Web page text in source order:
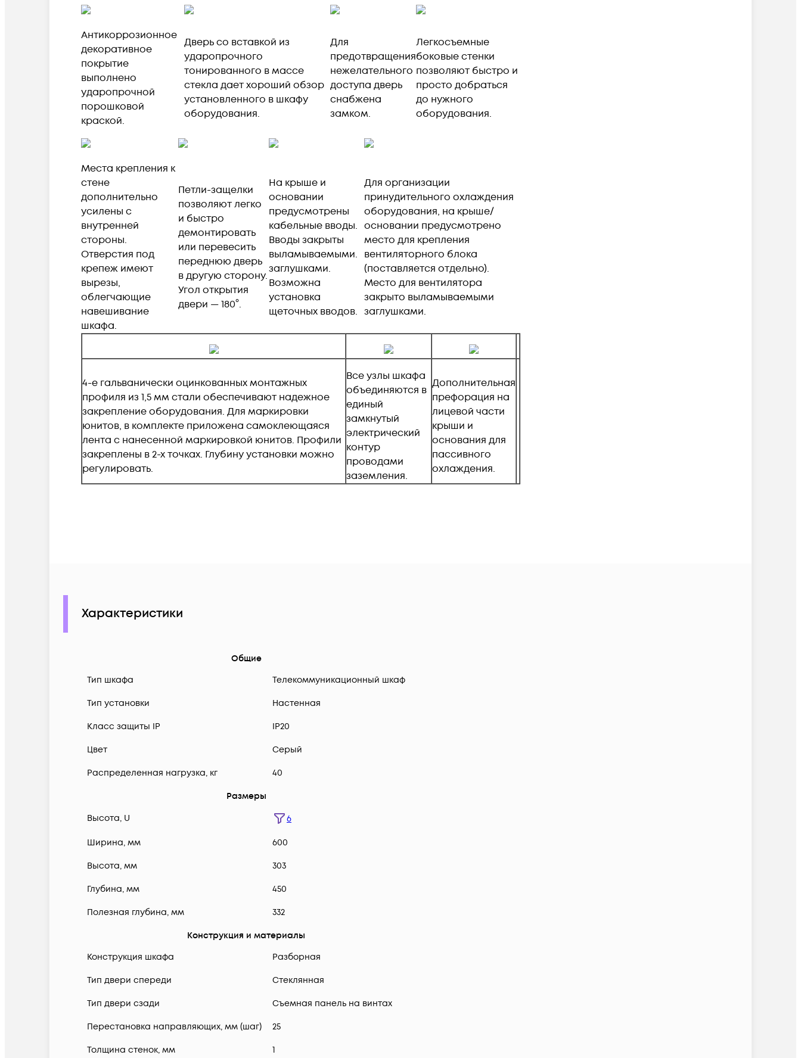
Антикоррозионное
декоративное
покрытие
выполнено
ударопрочной
порошковой
краской.
Дверь со вставкой из
ударопрочного
тонированного в массе
стекла дает хороший обзор
установленного в шкафу
оборудования.
Для
предотвращения
нежелательного
доступа дверь
снабжена
замком.
Легкосъемные
боковые стенки
позволяют быстро и
просто добраться
до нужного
оборудования.
Места крепления к
стене
дополнительно
усилены с
внутренней
стороны.
Отверстия под
крепеж имеют
вырезы,
облегчающие
навешивание
шкафа.
Петли-защелки
позволяют легко
и быстро
демонтировать
или перевесить
переднюю дверь
в другую сторону.
Угол открытия
двери — 180°.
На крыше и
основании
предусмотрены
кабельные вводы.
Вводы закрыты
выламываемыми.
заглушками.
Возможна
установка
щеточных вводов.
Для организации
принудительного охлаждения
оборудования, на крыше/
основании предусмотрено
место для крепления
вентиляторного блока
(поставляется отдельно).
Место для вентилятора
закрыто выламываемыми
заглушками.
4-е гальванически оцинкованных монтажных
профиля из 1,5 мм стали обеспечивают надежное
закрепление оборудования. Для маркировки
юнитов, в комплекте приложена самоклеющаяся
лента с нанесенной маркировкой юнитов. Профили
закреплены в 2-х точках. Глубину установки можно
регулировать.
Все узлы шкафа
объединяются в
единый
замкнутый
электрический
контур
проводами
заземления.
Дополнительная
префорация на
лицевой части
крыши и
основания для
пассивного
охлаждения.
Характеристики
Общие
Тип шкафа
Телекоммуникационный шкаф
Тип установки Настенная
Класс защиты IP IP20
Цвет Серый
Распределенная нагрузка, кг 40
Размеры
Высота, U
6
Ширина, мм 600
Высота, мм 303
Глубина, мм 450
Полезная глубина, мм 332
Конструкция и материалы
Конструкция шкафа
Разборная
Тип двери спереди Стеклянная
Тип двери сзади Cъемная панель на винтах
Перестановка направляющих, мм (шаг) 25
Толщина стенок, мм 1